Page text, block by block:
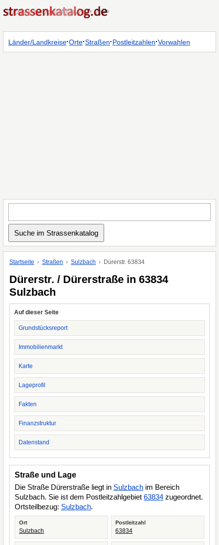
Länder/Landkreise·Orte·Straßen·Postleitzahlen·Vorwahlen
Startseite Straßen Sulzbach Dürerstr. 63834
Dürerstr. / Dürerstraße in 63834
Sulzbach
Auf dieser Seite
Grundstücksreport
Immobilienmarkt
Karte
Lageprofil
Fakten
Finanzstruktur
Datenstand
Straße und Lage
Die Straße Dürerstraße liegt in Sulzbach im Bereich
Sulzbach. Sie ist dem Postleitzahlgebiet 63834 zugeordnet.
Ortsteilbezug: Sulzbach.
Ort
Sulzbach
Postleitzahl
63834